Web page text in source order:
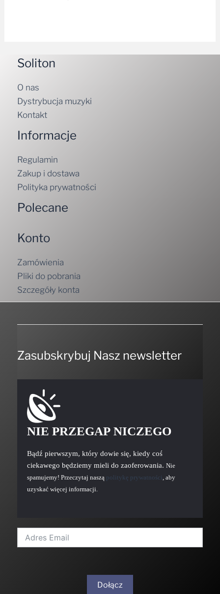
Dystrybucja muzyki
Kontakt
Informacje
Zakup i dostawa
Polityka prywatności
Polecane
Pliki do pobrania
Szczegóły konta
NIE PRZEGAP NICZEGO
Bądź pierwszym, który dowie się, kiedy coś
ciekawego będziemy mieli do zaoferowania.
spamujemy! Przeczytaj nasząpolitykę prywatności
, aby
uzyskać więcej informacji.